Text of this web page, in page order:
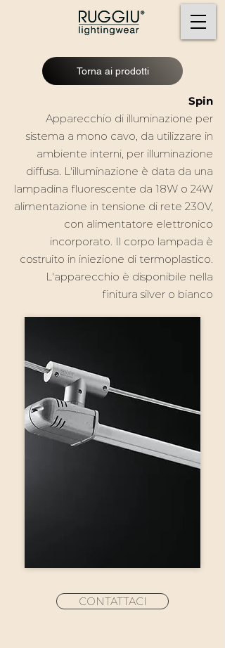
Torna ai prodotti
Spin
Apparecchio di illuminazione per
sistema a mono cavo, da utilizzare in
ambiente interni, per illuminazione
diffusa. L'illuminazione è data da una
lampadina fluorescente da 18W o 24W
alimentazione in tensione di rete 230V,
con alimentatore elettronico
incorporato. Il corpo lampada è
costruito in iniezione di termoplastico.
L'apparecchio è disponibile nella
finitura silver o bianco
CONTATTACI